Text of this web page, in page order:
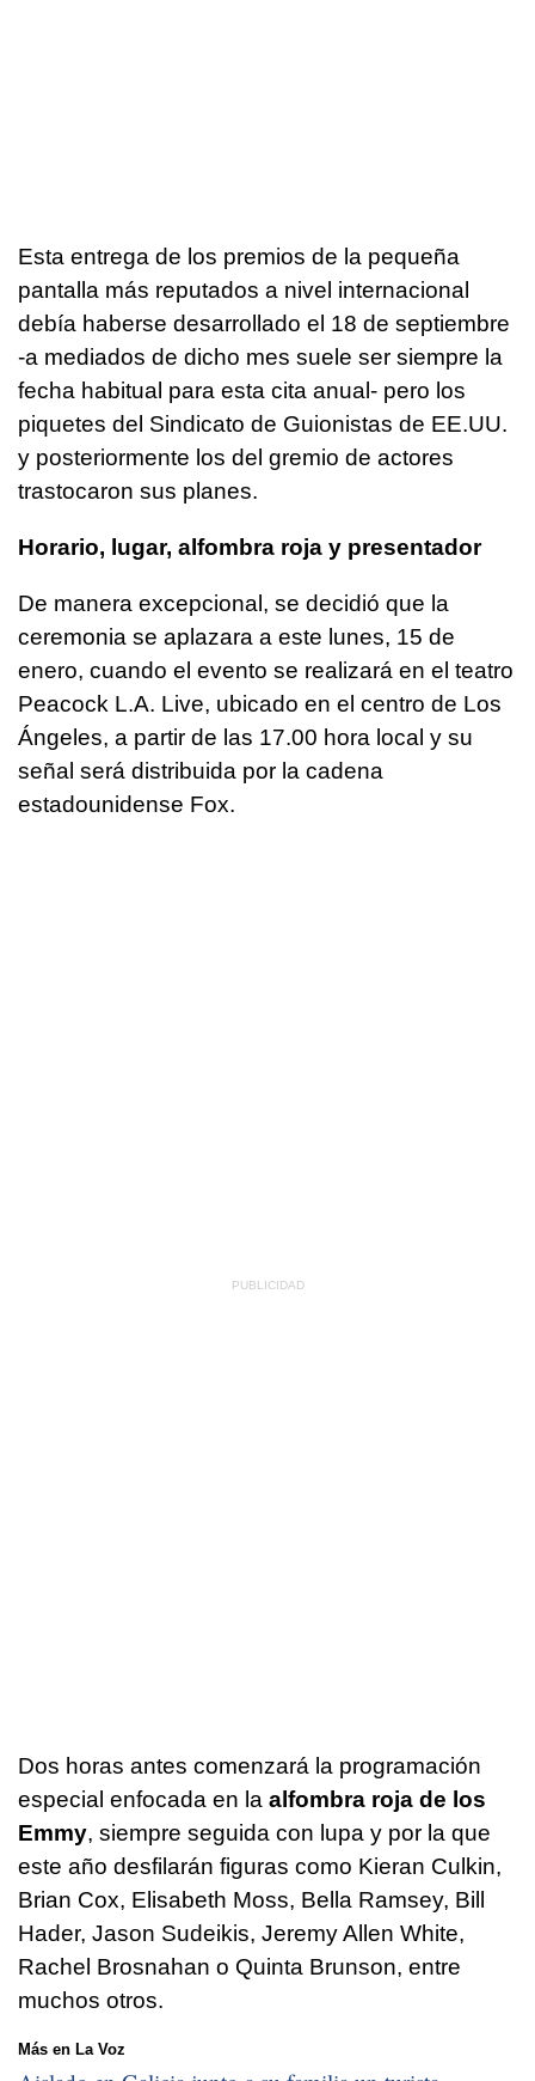
Esta entrega de los premios de la pequeña
pantalla más reputados a nivel internacional
debía haberse desarrollado el 18 de septiembre
-a mediados de dicho mes suele ser siempre la
fecha habitual para esta cita anual- pero los
piquetes del Sindicato de Guionistas de EE.UU.
y posteriormente los del gremio de actores
trastocaron sus planes.
Horario, lugar, alfombra roja y presentador
De manera excepcional, se decidió que la
ceremonia se aplazara a este lunes, 15 de
enero, cuando el evento se realizará en el teatro
Peacock L.A. Live, ubicado en el centro de Los
Ángeles, a partir de las 17.00 hora local y su
señal será distribuida por la cadena
estadounidense Fox.
Dos horas antes comenzará la programación
especial enfocada en la alfombra roja de los
Emmy, siempre seguida con lupa y por la que
este año desfilarán figuras como Kieran Culkin,
Brian Cox, Elisabeth Moss, Bella Ramsey, Bill
Hader, Jason Sudeikis, Jeremy Allen White,
Rachel Brosnahan o Quinta Brunson, entre
muchos otros.
Más en La Voz